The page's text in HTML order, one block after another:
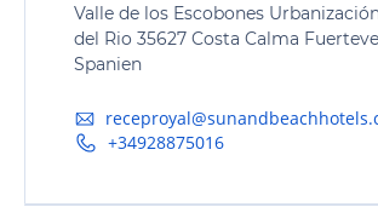
Valle de los Escobones
del Rio 35627 Costa Calma
Spanien
+34928875016